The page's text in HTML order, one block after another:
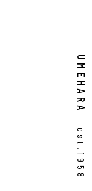
UMEHARA
est.1958